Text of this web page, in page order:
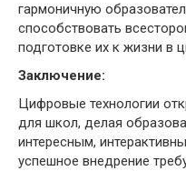
гармоничную
способствовать
подготовке их к жизни в
Заключение:
Цифровые технологии
для школ, делая
интересным,
успешное внедрение